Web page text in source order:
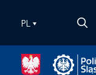
PL